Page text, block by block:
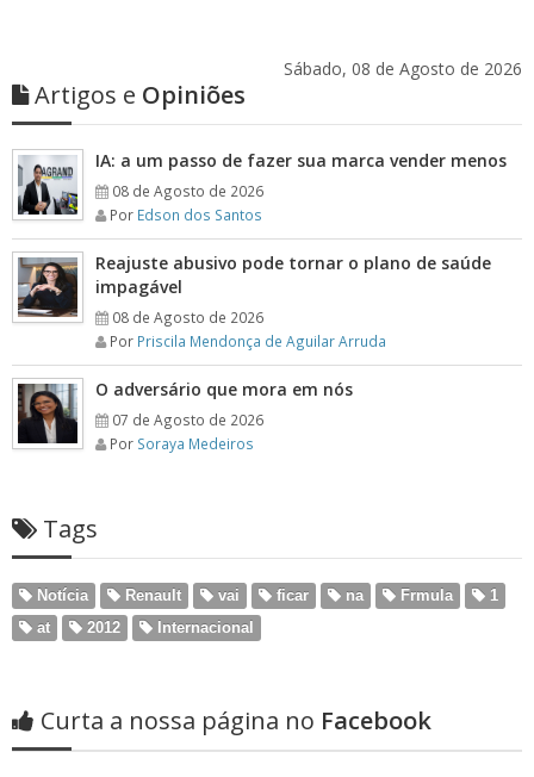
Sábado, 08 de Agosto de 2026
Artigos e Opiniões
IA: a um passo de fazer sua marca vender menos
08 de Agosto de 2026
Por Edson dos Santos
Reajuste abusivo pode tornar o plano de saúde
impagável
08 de Agosto de 2026
Por Priscila Mendonça de Aguilar Arruda
O adversário que mora em nós
07 de Agosto de 2026
Por Soraya Medeiros
Tags
Notícia Renault vai ficar na Frmula
1
at
2012 Internacional
Curta a nossa página no Facebook